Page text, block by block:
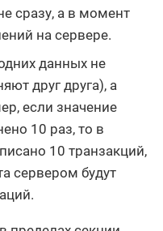
сразу, а в момент
на сервере.
данных не
друг друга), а
если значение
10 раз, то в
10 транзакций,
сервером будут